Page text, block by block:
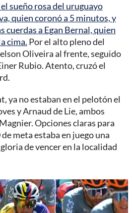
sueño rosa del uruguayo
quien coronó a 5 minutos, y
cuerdas a Egan Bernal, quien
cima. Por el alto pleno del
Oliveira al frente, seguido
Rubio. Atento, cruzó el
ya no estaban en el pelotón el
y Arnaud de Lie, ambos
Opciones claras para
meta estaba en juego una
de vencer en la localidad